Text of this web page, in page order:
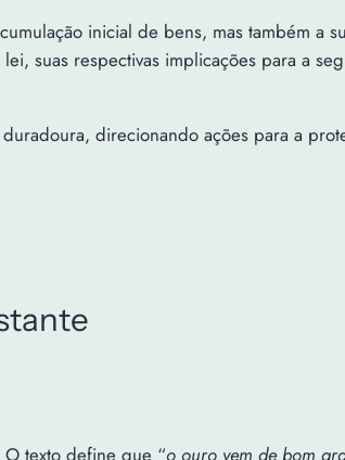
inicial de bens, mas também a
suas respectivas implicações para a
direcionando ações para a
O texto define que “o ouro vem de bom